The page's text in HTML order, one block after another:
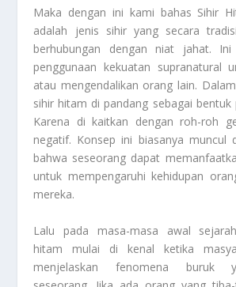
Maka dengan ini kami bahas Sihir
adalah jenis sihir yang secara
berhubungan dengan niat jahat. Ini
penggunaan kekuatan supranatural
atau mengendalikan orang lain.
sihir hitam di pandang sebagai bentuk
Karena di kaitkan dengan roh-roh
negatif. Konsep ini biasanya muncul
bahwa seseorang dapat
untuk mempengaruhi kehidupan
mereka.
Lalu pada masa-masa awal
hitam mulai di kenal ketika
menjelaskan fenomena buruk